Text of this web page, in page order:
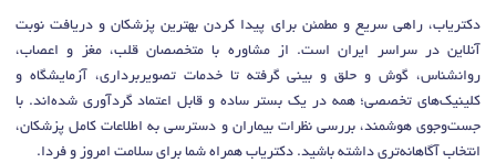
دکتریاب، راهی سریع و مطمئن برای پیدا کردن بهترین پزشکان و دریافت نوبت
آنلاین در سراسر ایران است. از مشاوره با متخصصان قلب، مغز و اعصاب،
روانشناس، گوش و حلق و بینی گرفته تا خدمات تصویربرداری، آزمایشگاه و
کلینیک‌های تخصصی؛ همه در یک بستر ساده و قابل اعتماد گردآوری شده‌اند. با
جست‌وجوی هوشمند، بررسی نظرات بیماران و دسترسی به اطلاعات کامل پزشکان،
انتخاب آگاهانه‌تری داشته باشید. دکتریاب همراه شما برای سلامت امروز و فردا.